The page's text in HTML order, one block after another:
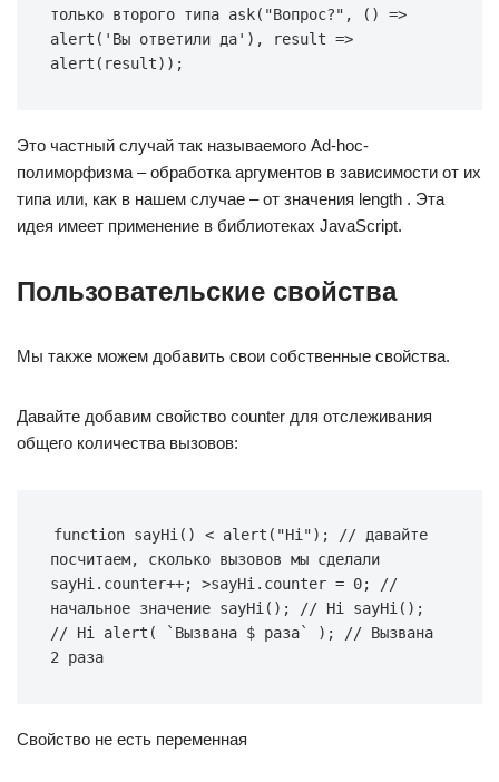
только второго типа ask("Вопрос?", () =>
alert('Вы ответили да'), result =>
alert(result));
Это частный случай так называемого Ad-hoc-
полиморфизма – обработка аргументов в зависимости от их
типа или, как в нашем случае – от значения length . Эта
идея имеет применение в библиотеках JavaScript.
Пользовательские свойства
Мы также можем добавить свои собственные свойства.
Давайте добавим свойство counter для отслеживания
общего количества вызовов:
function sayHi() < alert("Hi"); // давайте
посчитаем, сколько вызовов мы сделали
sayHi.counter++; >sayHi.counter = 0; //
начальное значение sayHi(); // Hi sayHi();
// Hi alert( `Вызвана $ раза` ); // Вызвана
2 раза
Свойство не есть переменная